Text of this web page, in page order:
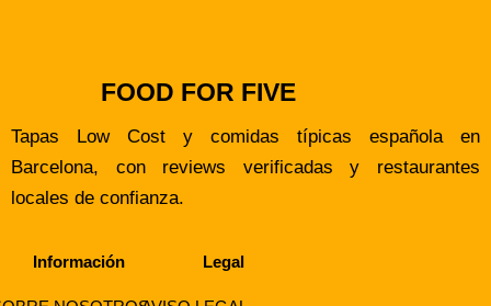
FOOD FOR FIVE
Tapas Low Cost y comidas típicas española en
Barcelona, con reviews verificadas y restaurantes
locales de confianza.
Información Legal